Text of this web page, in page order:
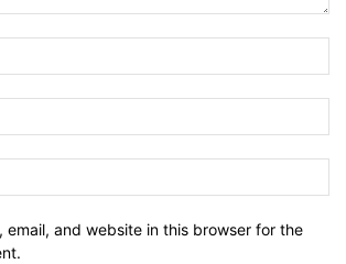
email, and website in this browser for the